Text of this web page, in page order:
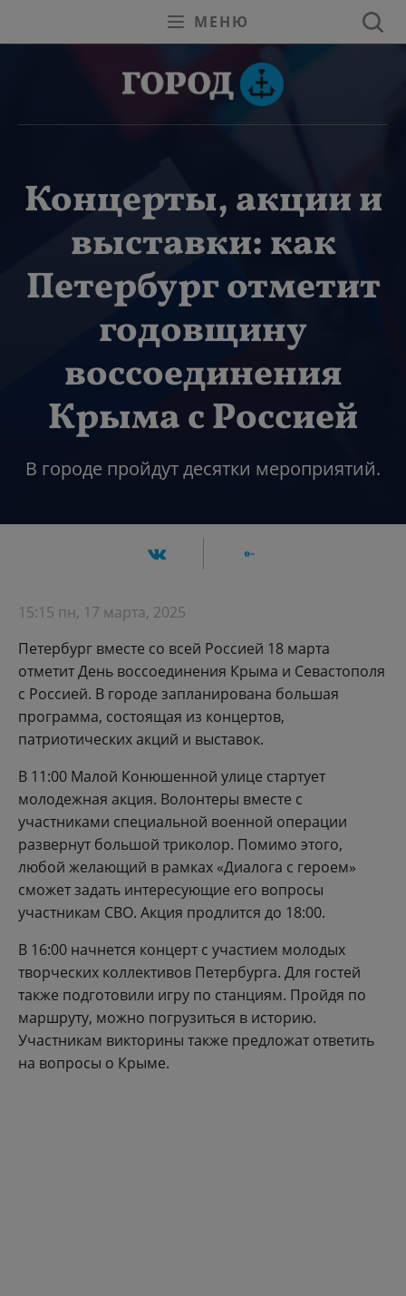
МЕНЮ
Концерты, акции и
выставки: как
Петербург отметит
годовщину
воссоединения
Крыма с Россией
В городе пройдут десятки мероприятий.
15:15 пн, 17 марта, 2025
Петербург вместе со всей Россией 18 марта
отметит День воссоединения Крыма и Севастополя
с Россией. В городе запланирована большая
программа, состоящая из концертов,
патриотических акций и выставок.
В 11:00 Малой Конюшенной улице стартует
молодежная акция. Волонтеры вместе с
участниками специальной военной операции
развернут большой триколор. Помимо этого,
любой желающий в рамках «Диалога с героем»
сможет задать интересующие его вопросы
участникам СВО. Акция продлится до 18:00.
В 16:00 начнется концерт с участием молодых
творческих коллективов Петербурга. Для гостей
также подготовили игру по станциям. Пройдя по
маршруту, можно погрузиться в историю.
Участникам викторины также предложат ответить
на вопросы о Крыме.